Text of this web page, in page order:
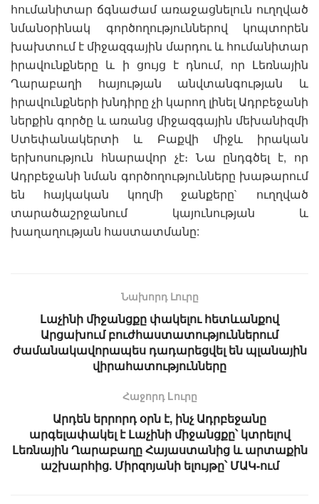
հումանիտար ճգնաժամ առաջացնելուն ուղղված
նմանօրինակ գործողություններով կոպտորեն
խախտում է միջազգային մարդու և հումանիտար
իրավունքները և ի ցույց է դնում, որ Լեռնային
Ղարաբաղի հայության անվտանգության և
իրավունքների խնդիրը չի կարող լինել Ադրբեջանի
ներքին գործը և առանց միջազգային մեխանիզմի
Ստեփանակերտի և Բաքվի միջև իրական
երխոսություն հնարավոր չէ։ Նա ընդգծել է, որ
Ադրբեջանի նման գործողությունները խաթարում
են հայկական կողմի ջանքերը` ուղղված
տարածաշրջանում կայունության և
խաղաղության հաստատմանը:
Նախորդ Լուրը
Լաչինի միջանցքը փակելու հետևանքով
Արցախում բուժհաստատություններում
ժամանակավորապես դադարեցվել են պլանային
վիրահատությունները
Հաջորդ Lուրը
Արդեն երրորդ օրն է, ինչ Ադրբեջանը
արգելափակել է Լաչինի միջանցքը՝ կտրելով
Լեռնային Ղարաբաղը Հայաստանից և արտաքին
աշխարհից. Միրզոյանի ելույթը՝ ՄԱԿ-ում